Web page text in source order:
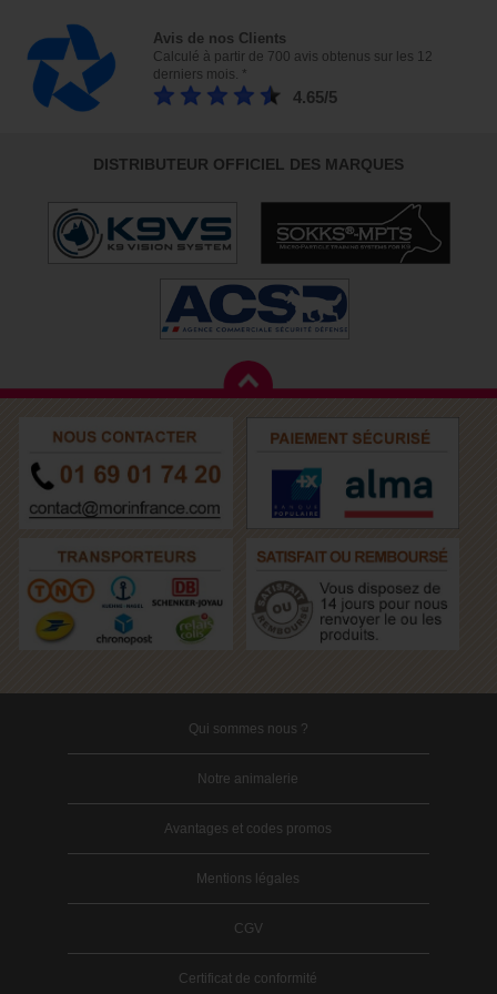
Avis de nos Clients
Calculé à partir de 700 avis obtenus sur les 12
derniers mois. *
4.65/5
DISTRIBUTEUR OFFICIEL DES MARQUES
Qui sommes nous ?
Notre animalerie
Avantages et codes promos
Mentions légales
CGV
Certificat de conformité